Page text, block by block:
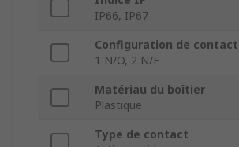
IP66, IP67
Configuration de contact
1 N/O, 2 N/F
Matériau du boîtier
Plastique
Type de contact